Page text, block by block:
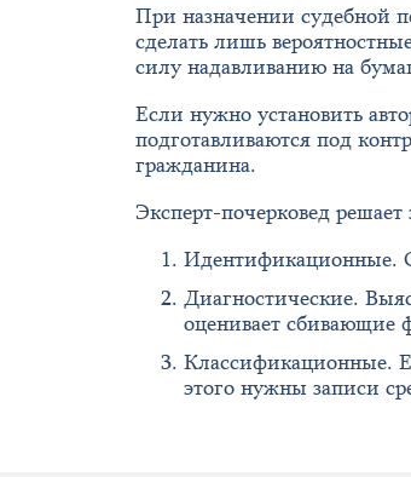
При назначении судебной
сделать лишь
силу надавливанию на
Если нужно установить
подготавливаются под
гражданина.
Эксперт-почерковед
Идентификационные.
Диагностические.
оценивает сбивающие
Классификационные.
этого нужны записи